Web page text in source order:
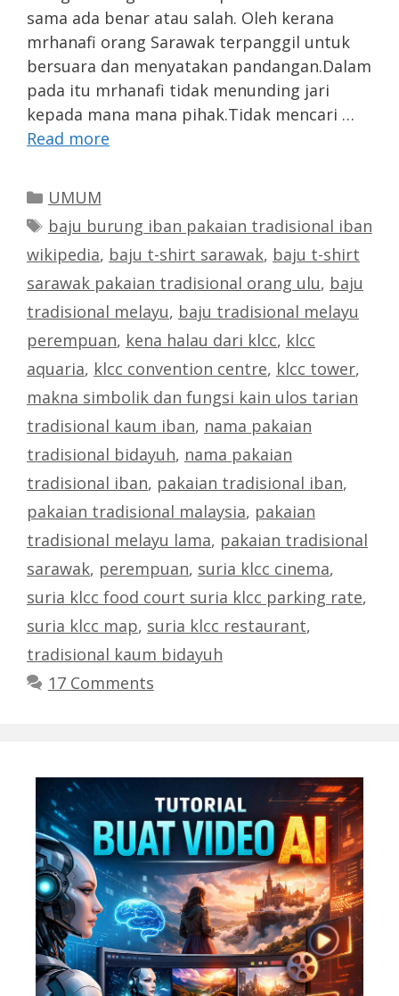
sama ada benar atau salah. Oleh kerana
mrhanafi orang Sarawak terpanggil untuk
bersuara dan menyatakan pandangan.Dalam
pada itu mrhanafi tidak menunding jari
kepada mana mana pihak.Tidak mencari …
Read more
Categories
UMUM
Tags
baju burung iban pakaian tradisional iban
wikipedia, baju t-shirt sarawak, baju t-shirt
sarawak pakaian tradisional orang ulu, baju
tradisional melayu, baju tradisional melayu
perempuan, kena halau dari klcc, klcc
aquaria, klcc convention centre, klcc tower,
makna simbolik dan fungsi kain ulos tarian
tradisional kaum iban, nama pakaian
tradisional bidayuh, nama pakaian
tradisional iban, pakaian tradisional iban,
pakaian tradisional malaysia, pakaian
tradisional melayu lama, pakaian tradisional
sarawak, perempuan, suria klcc cinema,
suria klcc food court suria klcc parking rate,
suria klcc map, suria klcc restaurant,
tradisional kaum bidayuh
17 Comments